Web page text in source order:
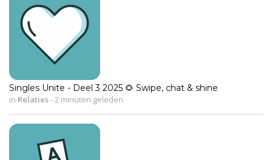
Singles Unite - Deel 3 2025 🌻 Swipe, chat & shine
in Relaties- 2 minuten geleden